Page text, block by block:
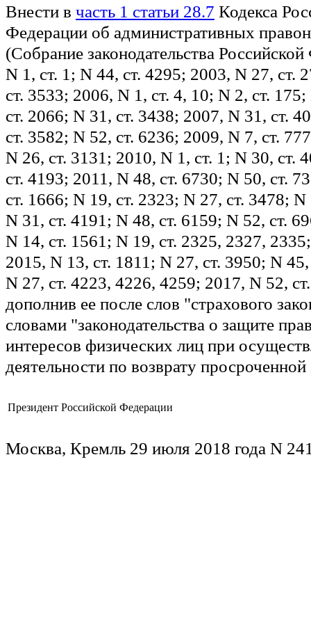
Внести в часть 1 статьи 28.7 Кодекса
Федерации об административных
(Собрание законодательства
N 1, ст. 1; N 44, ст. 4295; 2003, N 27, ст.
ст. 3533; 2006, N 1, ст. 4, 10; N 2, ст.
ст. 2066; N 31, ст. 3438; 2007, N 31, ст.
ст. 3582; N 52, ст. 6236; 2009, N 7, ст.
N 26, ст. 3131; 2010, N 1, ст. 1; N 30, ст.
ст. 4193; 2011, N 48, ст. 6730; N 50, ст.
ст. 1666; N 19, ст. 2323; N 27, ст. 3478;
N 31, ст. 4191; N 48, ст. 6159; N 52, ст.
N 14, ст. 1561; N 19, ст. 2325, 2327,
2015, N 13, ст. 1811; N 27, ст. 3950; N
N 27, ст. 4223, 4226, 4259; 2017, N 52,
дополнив ее после слов "страхового
словами "законодательства о защите
интересов физических лиц при
деятельности по возврату
Президент Российской Федерации
Москва, Кремль 29 июля 2018 года N